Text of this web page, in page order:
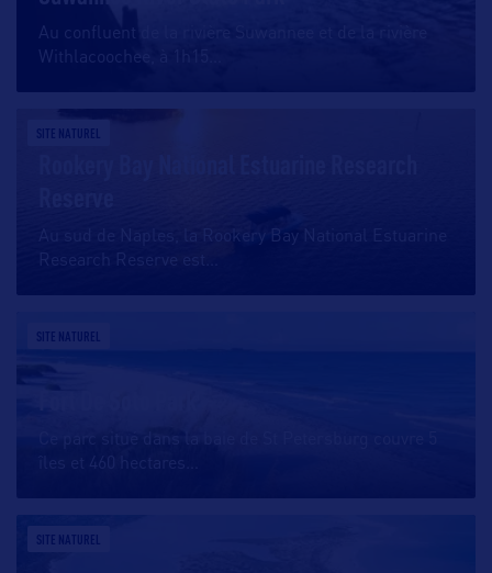
Au confluent de la rivière Suwannee et de la rivière
Withlacoochee, à 1h15
SITE NATUREL
Au sud de Naples, la Rookery Bay National Estuarine
Research Reserve est
SITE NATUREL
SITE NATUREL